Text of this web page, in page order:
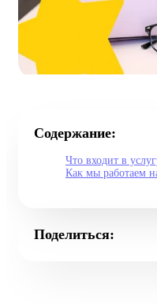
Содержание:
Что входит в
Как мы работаем
Поделиться: